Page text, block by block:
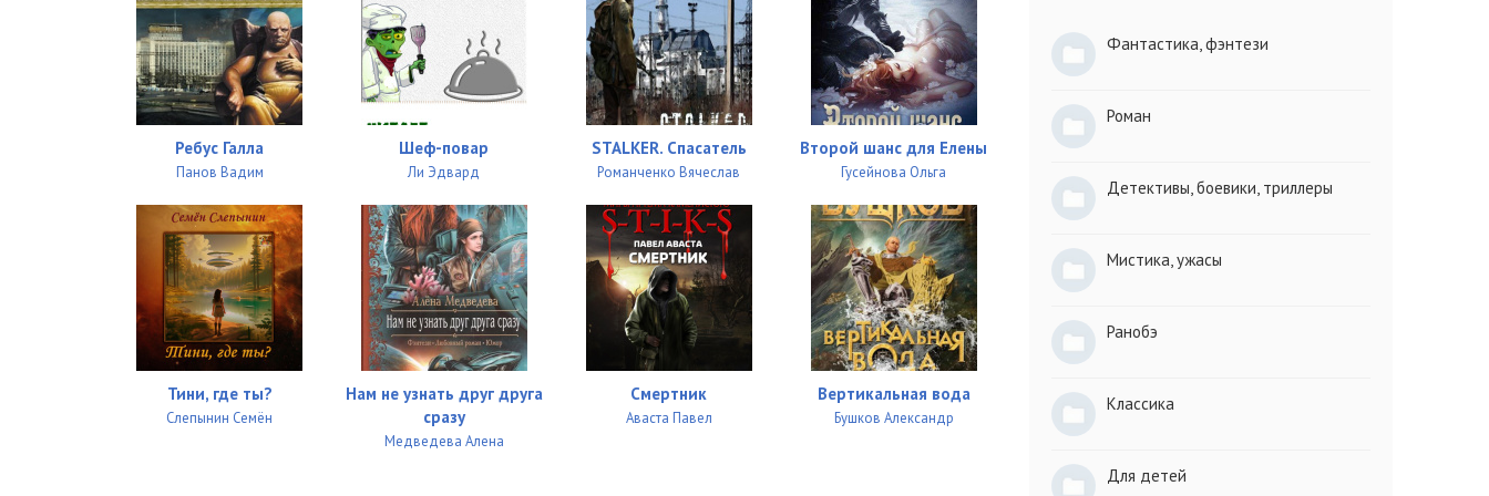
Ребус Галла
Панов Вадим
Шеф-повар
Ли Эдвард
STALKER. Спасатель
Романченко Вячеслав
Второй шанс для Елены
Гусейнова Ольга
Тини, где ты?
Слепынин Семён
Нам не узнать друг друга
сразу
Медведева Алена
Смертник
Аваста Павел
Вертикальная вода
Бушков Александр
Фантастика, фэнтези
Роман
Детективы, боевики, триллеры
Мистика, ужасы
Ранобэ
Классика
Для детей